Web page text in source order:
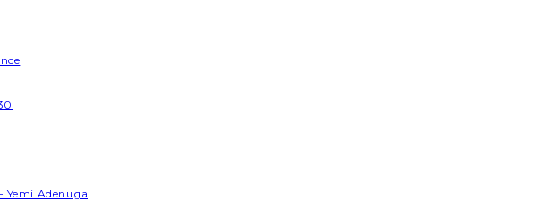
Yemi Adenuga